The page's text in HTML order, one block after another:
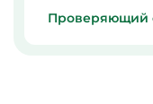
Проверяющий